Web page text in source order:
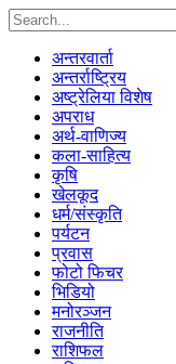
अन्तरवार्ता
अन्तर्राष्ट्रिय
अष्ट्रेलिया विशेष
अपराध
अर्थ-वाणिज्य
कला-साहित्य
कृषि
खेलकूद
धर्म/संस्कृति
पर्यटन
प्रवास
फोटो फिचर
भिडियो
मनोरञ्जन
राजनीति
राशिफल